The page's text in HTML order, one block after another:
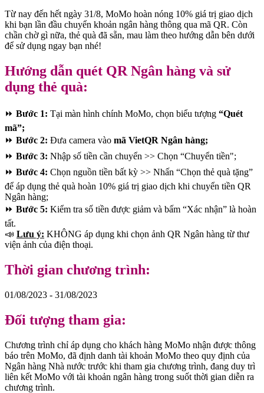
Từ nay đến hết ngày 31/8, MoMo hoàn nóng 10% giá trị giao dịch
khi bạn lần đầu chuyển khoản ngân hàng thông qua mã QR. Còn
chần chờ gì nữa, thẻ quà đã sẵn, mau làm theo hướng dẫn bên dưới
để sử dụng ngay bạn nhé!
Hướng dẫn quét QR Ngân hàng và sử
dụng thẻ quà:
⏩ Bước 1: Tại màn hình chính MoMo, chọn biểu tượng “Quét
mã”;
⏩ Bước 2: Đưa camera vào mã VietQR Ngân hàng;
⏩ Bước 3: Nhập số tiền cần chuyển >> Chọn “Chuyển tiền";
⏩ Bước 4: Chọn nguồn tiền bất kỳ >> Nhấn “Chọn thẻ quà tặng”
để áp dụng thẻ quà hoàn 10% giá trị giao dịch khi chuyển tiền QR
Ngân hàng;
⏩ Bước 5: Kiểm tra số tiền được giảm và bấm “Xác nhận” là hoàn
tất.
📣 Lưu ý: KHÔNG áp dụng khi chọn ảnh QR Ngân hàng từ thư
viện ảnh của điện thoại.
Thời gian chương trình:
01/08/2023 - 31/08/2023
Đối tượng tham gia:
Chương trình chỉ áp dụng cho khách hàng MoMo nhận được thông
báo trên MoMo, đã định danh tài khoản MoMo theo quy định của
Ngân hàng Nhà nước trước khi tham gia chương trình, đang duy trì
liên kết MoMo với tài khoản ngân hàng trong suốt thời gian diễn ra
chương trình.